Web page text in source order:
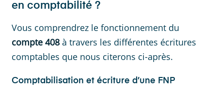
en comptabilité ?
Vous comprendrez le fonctionnement du
compte 408 à travers les différentes écritures
comptables que nous citerons ci-après.
Comptabilisation et écriture d’une FNP